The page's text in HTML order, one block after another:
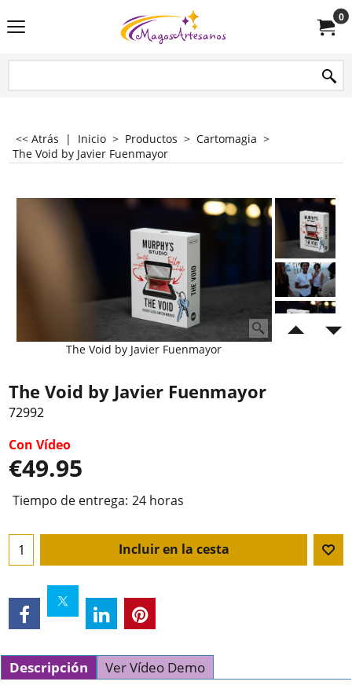
0
<< Atrás | Inicio > Productos > Cartomagia >
The Void by Javier Fuenmayor
The Void by Javier Fuenmayor
The Void by Javier Fuenmayor
72992
Con Vídeo
€49.95
Tiempo de entrega: 24 horas
Incluir en la cesta
Descripción Ver Vídeo Demo